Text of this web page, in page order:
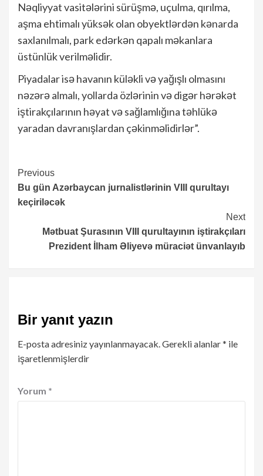
Nəqliyyat vasitələrini sürüşmə, uçulma, qırılma,
aşma ehtimalı yüksək olan obyektlərdən kənarda
saxlanılmalı, park edərkən qapalı məkanlara
üstünlük verilməlidir.
Piyadalar isə havanın küləkli və yağışlı olmasını
nəzərə almalı, yollarda özlərinin və digər hərəkət
iştirakçılarının həyat və sağlamlığına təhlükə
yaradan davranışlardan çəkinməlidirlər”.
Continue
Reading
Previous
Bu gün Azərbaycan jurnalistlərinin VIII qurultayı
keçiriləcək
Next
Mətbuat Şurasının VIII qurultayının iştirakçıları
Prezident İlham Əliyevə müraciət ünvanlayıb
Bir yanıt yazın
E-posta adresiniz yayınlanmayacak.Gerekli alanlar* ile
işaretlenmişlerdir
Yorum *